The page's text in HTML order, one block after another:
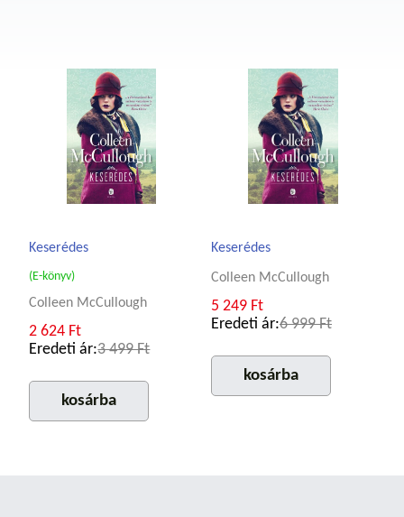
Keserédes
(E-könyv)
Colleen McCullough
2 624 Ft
Eredeti ár:3 499 Ft
kosárba
Keserédes
Colleen McCullough
5 249 Ft
Eredeti ár:6 999 Ft
kosárba